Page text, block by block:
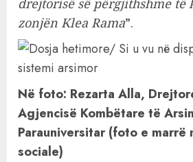
drejtorisë së përgjithshme të
zonjën Klea Rama”.
Në foto: Rezarta Alla,
Agjencisë Kombëtare të
Parauniversitar (foto e marrë
sociale)